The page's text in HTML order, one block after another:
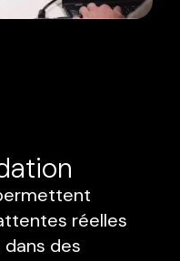
réelles
dans des